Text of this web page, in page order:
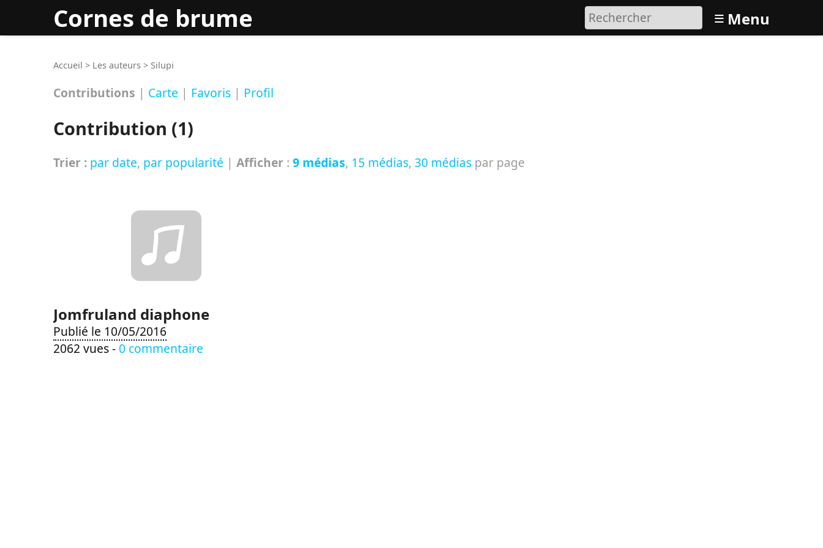
Cornes de brume ≡ Menu
Accueil > Les auteurs > Silupi
Contributions | Carte | Favoris | Profil
Contribution (1)
Trier : par date, par popularité | Afficher : 9 médias, 15 médias, 30 médias par page
Jomfruland diaphone
Publié le 10/05/2016
2062 vues - 0 commentaire